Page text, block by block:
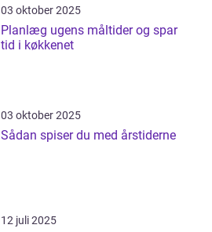
03 oktober 2025
Planlæg ugens måltider og spar
tid i køkkenet
03 oktober 2025
Sådan spiser du med årstiderne
12 juli 2025